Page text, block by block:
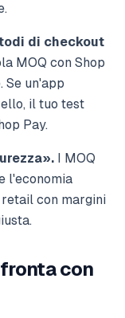
di checkout
MOQ con Shop
Se un'app
il tuo test
Pay.
I MOQ
l'economia
con margini
con